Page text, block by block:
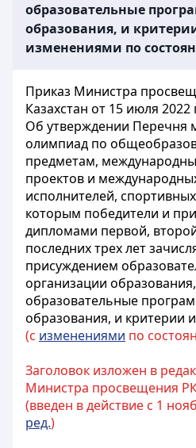
образовательные
образования, и
изменениями по
Приказ Министра
Казахстан от 15 июля
Об утверждении Перечня
олимпиад по
предметам,
проектов и
исполнителей,
которым победители и
дипломами первой,
последних трех лет
присуждением
организации
образовательные
образования, и критерии
(с изменениями по
Заголовок изложен в
Министра просвещения
(введен в действие с 1
ред.)